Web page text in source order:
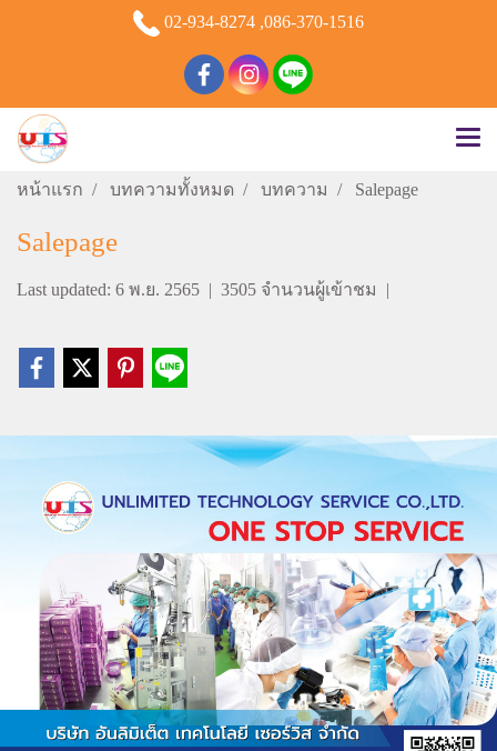
02-934-8274 ,086-370-1516
หน้าแรก บทความทั้งหมด บทความ Salepage
Salepage
Last updated: 6 พ.ย. 2565 | 3505 จำนวนผู้เข้าชม |